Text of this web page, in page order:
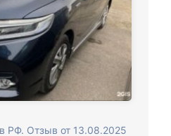
РФ. Отзыв от 13.08.2025